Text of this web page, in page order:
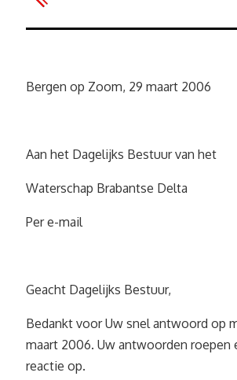
Bergen op Zoom, 29 maart 2006
Aan het Dagelijks Bestuur van het
Waterschap Brabantse Delta
Per e-mail
Geacht Dagelijks Bestuur,
Bedankt voor Uw snel antwoord op
maart 2006. Uw antwoorden roepen
reactie op.